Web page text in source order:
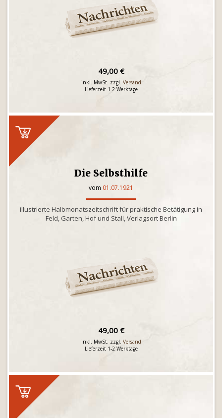
49,00 €
inkl. MwSt. zzgl. Versand
Lieferzeit 1-2 Werktage
Die Selbsthilfe
vom 01.07.1921
illustrierte Halbmonatszeitschrift für praktische Betätigung in
Feld, Garten, Hof und Stall, Verlagsort Berlin
49,00 €
inkl. MwSt. zzgl. Versand
Lieferzeit 1-2 Werktage